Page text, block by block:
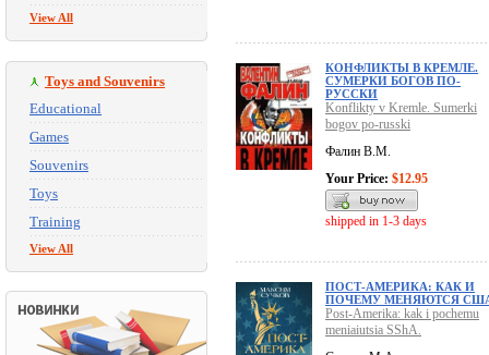
View All
Toys and Souvenirs
Educational
Games
Souvenirs
Toys
Training
View All
КОНФЛИКТЫ В КРЕМЛЕ.
СУМЕРКИ БОГОВ ПО-
РУССКИ
Konflikty v Kremle. Sumerki
bogov po-russki
Фалин В.М.
Your Price: $12.95
shipped in 1-3 days
ПОСТ-АМЕРИКА: КАК И
ПОЧЕМУ МЕНЯЮТСЯ
Post-Amerika: kak i pochemu
meniaiutsia SShA.